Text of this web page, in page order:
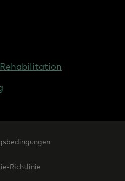
Richtlinie